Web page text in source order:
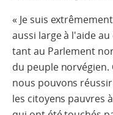
« Je suis
aussi large à l'aide
tant au Parlement
du peuple
nous pouvons
les citoyens pauvres